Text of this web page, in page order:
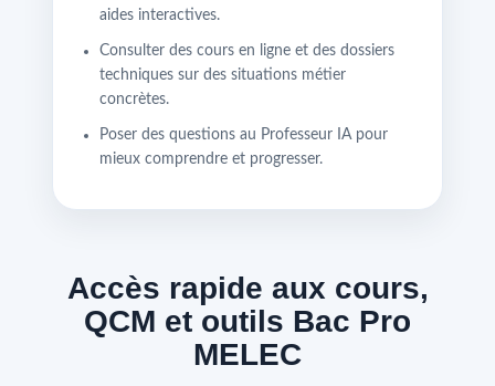
aides interactives.
Consulter des cours en ligne et des dossiers
techniques sur des situations métier
concrètes.
Poser des questions au Professeur IA pour
mieux comprendre et progresser.
Accès rapide aux cours,
QCM et outils Bac Pro
MELEC